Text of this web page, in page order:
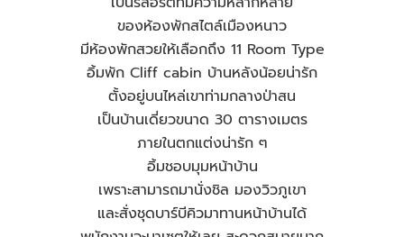
ของห้องพักสไตล์เมืองหนาว
มีห้องพักสวยให้เลือกถึง 11 Room Type
อิ้มพัก Cliff cabin บ้านหลังน้อยน่ารัก
ตั้งอยู่บนไหล่เขาท่ามกลางป่าสน
เป็นบ้านเดี่ยวขนาด 30 ตารางเมตร
ภายในตกแต่งน่ารัก ๆ
อิ้มชอบมุมหน้าบ้าน
เพราะสามารถมานั่งชิล มองวิวภูเขา
และสั่งชุดบาร์บีคิวมาทานหน้าบ้านได้